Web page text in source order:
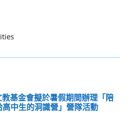
基金會擬於暑假期間辦理「陪
中生的洞識營」營隊活動